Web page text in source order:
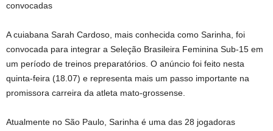
convocadas
A cuiabana Sarah Cardoso, mais conhecida como Sarinha, foi
convocada para integrar a Seleção Brasileira Feminina Sub-15 em
um período de treinos preparatórios. O anúncio foi feito nesta
quinta-feira (18.07) e representa mais um passo importante na
promissora carreira da atleta mato-grossense.
Atualmente no São Paulo, Sarinha é uma das 28 jogadoras